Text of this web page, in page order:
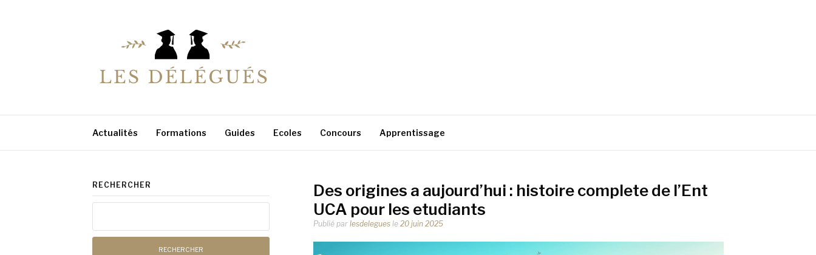
Actualités Formations Guides Ecoles Concours Apprentissage
Des origines a aujourd’hui : histoire complete de l’Ent
UCA pour les etudiants
Publié par lesdelegues le 20 juin 2025
RECHERCHER